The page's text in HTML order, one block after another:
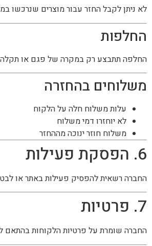
לא ניתן לקבל החזר עבור מוצרים שנרכשו
החלפות
החלפה תתבצע רק במקרה של פגם או
משלוחים בהחזרה
עלות משלוח חלה על הלקוח
לא יוחזרו דמי משלוח
משלוח חוזר ינוכה מההחזר
6. הפסקת פעילות
החברה רשאית להפסיק פעילות באתר או
7. פרטיות
החברה שומרת על פרטיות הלקוחות בהתאם